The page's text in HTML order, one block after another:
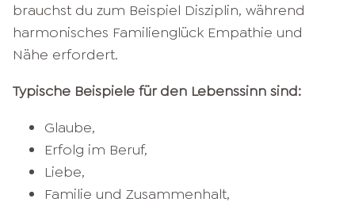
brauchst du zum Beispiel Disziplin, während
harmonisches Familienglück Empathie und
Nähe erfordert.
Typische Beispiele für den Lebenssinn sind:
Glaube,
Erfolg im Beruf,
Liebe,
Familie und Zusammenhalt,